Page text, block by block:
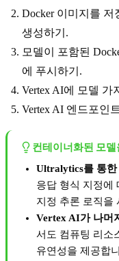
Docker 이미지를 저
생성하기.
모델이 포함된
에 푸시하기.
Vertex AI에 모델 가
Vertex AI 엔드포인
컨테이너화된 모
Ultralytics를 통한
응답 형식 지정에
지정 추론 로직을
Vertex AI가 나머
서도 컴퓨팅 리소
유연성을 제공합